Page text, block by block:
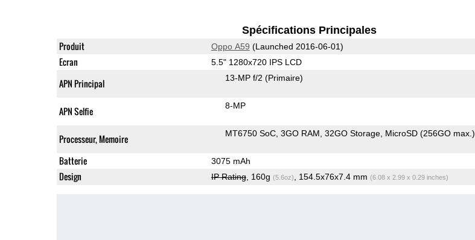
Spécifications Principales
Produit Oppo A59 (Launched 2016-06-01)
Ecran 5.5" 1280x720 IPS LCD
APN Principal 13-MP f/2 (Primaire)
APN Selfie 8-MP
Processeur, Memoire MT6750 SoC 3GO RAM 32GO Storage MicroSD (256GO max.)
Batterie 3075 mAh
Design IP Rating, 160g (5.6oz) , 154.5x76x7.4 mm (6.08 x 2.99 x 0.29 inches)